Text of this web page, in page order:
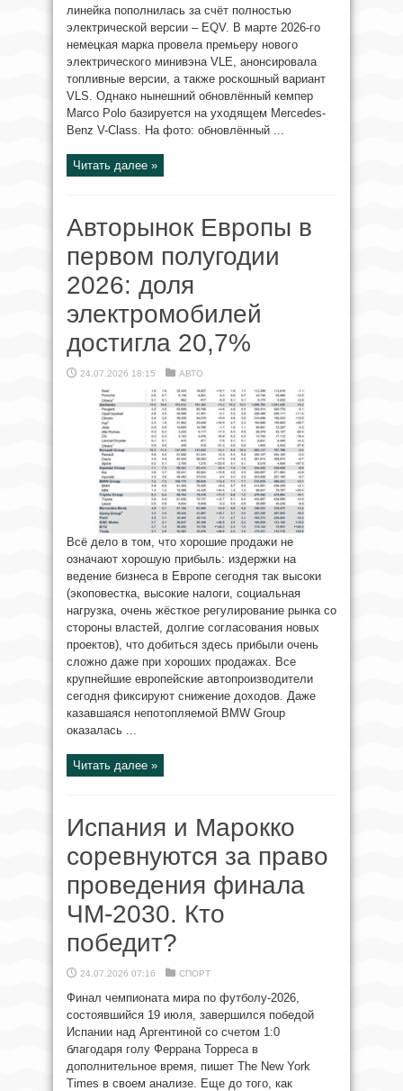
линейка пополнилась за счёт полностью
электрической версии – EQV. В марте 2026-го
немецкая марка провела премьеру нового
электрического минивэна VLE, анонсировала
топливные версии, а также роскошный вариант
VLS. Однако нынешний обновлённый кемпер
Marco Polo базируется на уходящем Mercedes-
Benz V-Class. На фото: обновлённый ...
Читать далее »
Авторынок Европы в
первом полугодии
2026: доля
электромобилей
достигла 20,7%
24.07.2026 18:15 АВТО
Всё дело в том, что хорошие продажи не
означают хорошую прибыль: издержки на
ведение бизнеса в Европе сегодня так высоки
(экоповестка, высокие налоги, социальная
нагрузка, очень жёсткое регулирование рынка со
стороны властей, долгие согласования новых
проектов), что добиться здесь прибыли очень
сложно даже при хороших продажах. Все
крупнейшие европейские автопроизводители
сегодня фиксируют снижение доходов. Даже
казавшаяся непотопляемой BMW Group
оказалась ...
Читать далее »
Испания и Марокко
соревнуются за право
проведения финала
ЧМ-2030. Кто
победит?
24.07.2026 07:16 СПОРТ
Финал чемпионата мира по футболу-2026,
состоявшийся 19 июля, завершился победой
Испании над Аргентиной со счетом 1:0
благодаря голу Феррана Торреса в
дополнительное время, пишет The New York
Times в своем анализе. Еще до того, как